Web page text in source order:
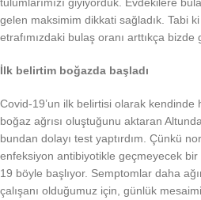
gelen maksimim dikkati sağladık. Tabi ki
etrafımızdaki bulaş oranı arttıkça bizde
İlk belirtim boğazda başladı
Covid-19’un ilk belirtisi olarak kendinde
boğaz ağrısı oluştuğunu aktaran
bundan dolayı test yaptırdım. Çünkü
enfeksiyon antibiyotikle geçmeyecek bir
19 böyle başlıyor. Semptomlar daha
çalışanı olduğumuz için, günlük